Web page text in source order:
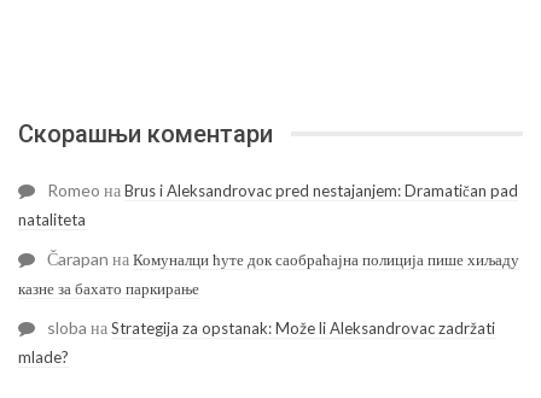
Скорашњи коментари
Romeo наBrus i Aleksandrovac pred nestajanjem: Dramatičan pad
nataliteta
Čarapan наКомуналци ћуте док саобраћајна полиција пише хиљаду
казне за бахато паркирање
sloba наStrategija za opstanak: Može li Aleksandrovac zadržati
mlade?